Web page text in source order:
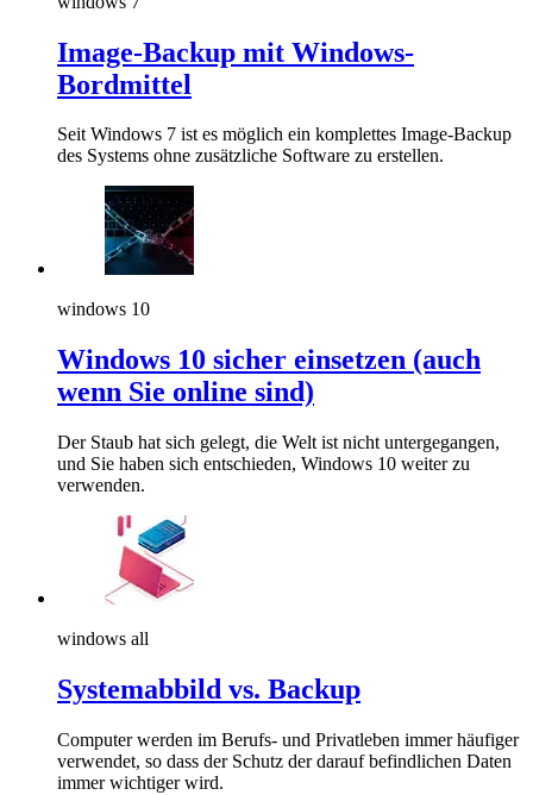
Image-Backup mit Windows-
Bordmittel
Seit Windows 7 ist es möglich ein komplettes Image-Backup
des Systems ohne zusätzliche Software zu erstellen.
windows 10
Windows 10 sicher einsetzen (auch
wenn Sie online sind)
Der Staub hat sich gelegt, die Welt ist nicht untergegangen,
und Sie haben sich entschieden, Windows 10 weiter zu
verwenden.
windows all
Systemabbild vs. Backup
Computer werden im Berufs- und Privatleben immer häufiger
verwendet, so dass der Schutz der darauf befindlichen Daten
immer wichtiger wird.